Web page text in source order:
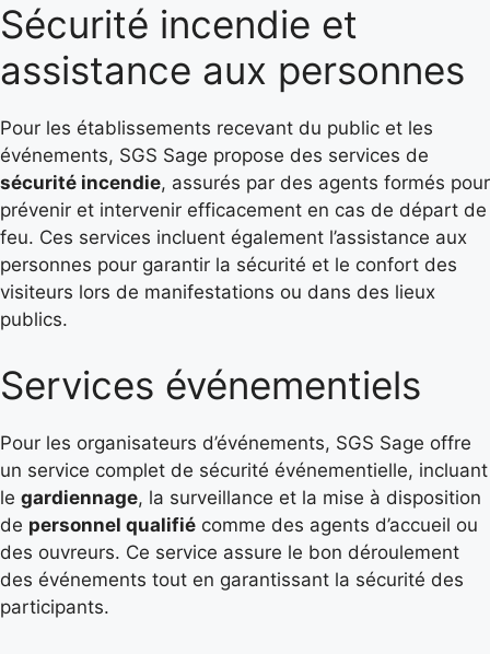
Sécurité incendie et
assistance aux personnes
Pour les établissements recevant du public et les
événements, SGS Sage propose des services de
sécurité incendie, assurés par des agents formés pour
prévenir et intervenir efficacement en cas de départ de
feu. Ces services incluent également l’assistance aux
personnes pour garantir la sécurité et le confort des
visiteurs lors de manifestations ou dans des lieux
publics.
Services événementiels
Pour les organisateurs d’événements, SGS Sage offre
un service complet de sécurité événementielle, incluant
le gardiennage, la surveillance et la mise à disposition
de personnel qualifié comme des agents d’accueil ou
des ouvreurs. Ce service assure le bon déroulement
des événements tout en garantissant la sécurité des
participants.